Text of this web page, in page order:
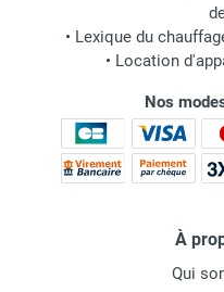
• Lexique du
• Location
Nos
À
Qui